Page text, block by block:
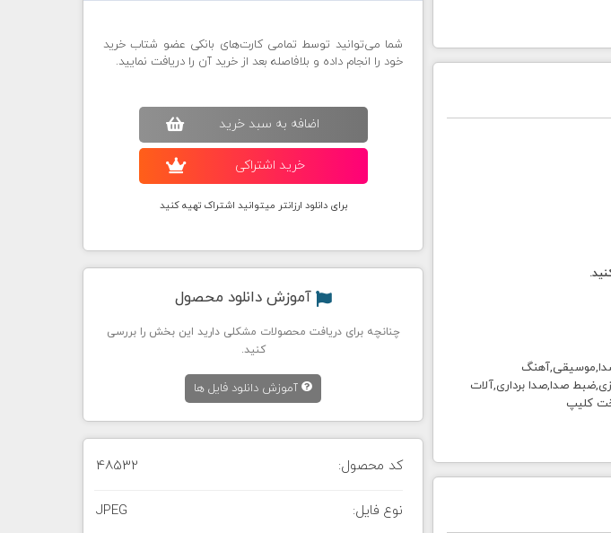
صدا,صدا برداری,آلات
کلیپ
شما می‌توانید توسط تمامی کارت‌های بانکی عضو شتاب خرید
خود را انجام داده و بلافاصله بعد از خرید آن را دریافت نمایید.
اضافه به سبد خريد
خريد اشتراکی
برای دانلود ارزانتر میتوانید اشتراک تهیه کنید
آموزش دانلود محصول
چنانچه برای دریافت محصولات مشکلی دارید این بخش را بررسی
کنید.
آموزش دانلود فایل ها
کد محصول: 48532
نوع فایل: JPEG